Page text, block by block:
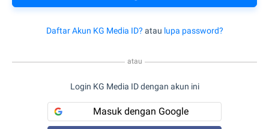
Daftar Akun KG Media ID? atau lupa password?
atau
Login KG Media ID dengan akun ini
Masuk dengan Google